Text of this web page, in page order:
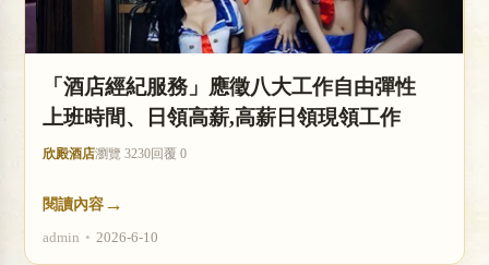
「酒店經紀服務」應徵八大工作自由彈性
上班時間、日領高薪,高薪日領現領工作
欣殿酒店瀏覽 3230回覆 0
閱讀內容 →
admin • 2026-6-10